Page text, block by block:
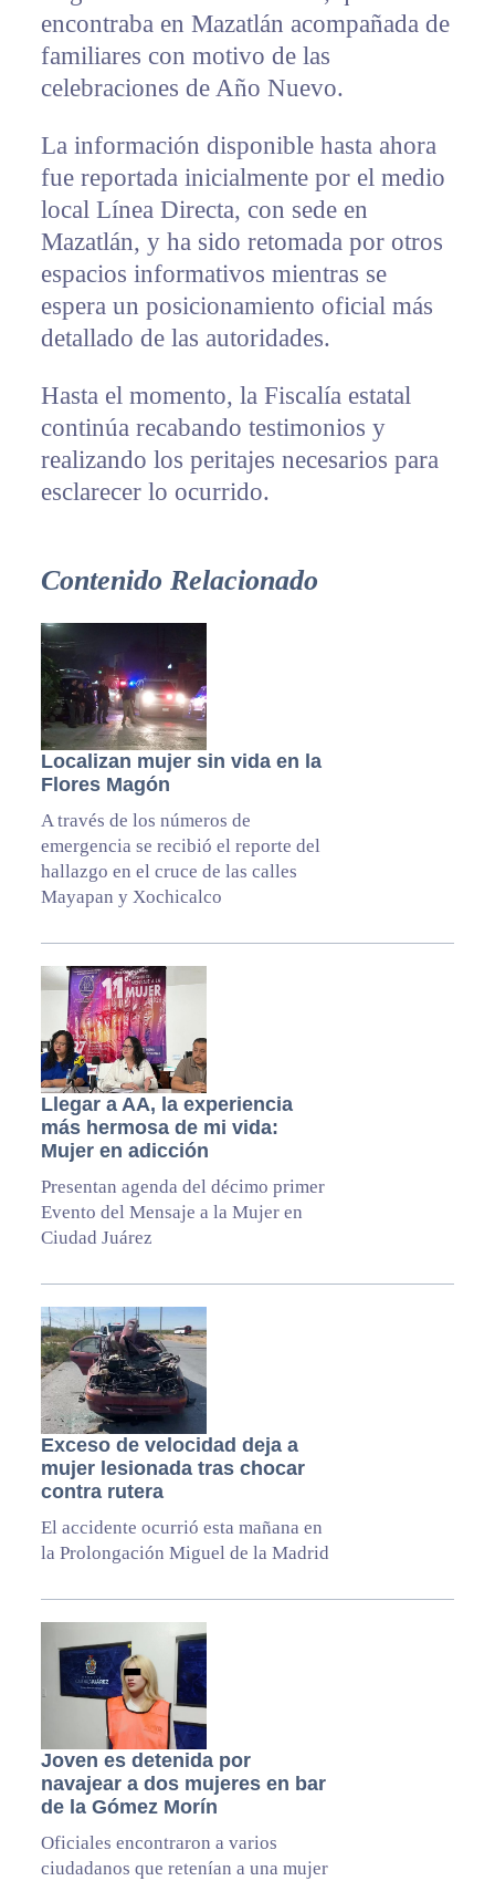
encontraba en Mazatlán acompañada de
familiares con motivo de las
celebraciones de Año Nuevo.
La información disponible hasta ahora
fue reportada inicialmente por el medio
local Línea Directa, con sede en
Mazatlán, y ha sido retomada por otros
espacios informativos mientras se
espera un posicionamiento oficial más
detallado de las autoridades.
Hasta el momento, la Fiscalía estatal
continúa recabando testimonios y
realizando los peritajes necesarios para
esclarecer lo ocurrido.
Contenido Relacionado
Localizan mujer sin vida en la
Flores Magón
A través de los números de
emergencia se recibió el reporte del
hallazgo en el cruce de las calles
Mayapan y Xochicalco
Llegar a AA, la experiencia
más hermosa de mi vida:
Mujer en adicción
Presentan agenda del décimo primer
Evento del Mensaje a la Mujer en
Ciudad Juárez
Exceso de velocidad deja a
mujer lesionada tras chocar
contra rutera
El accidente ocurrió esta mañana en
la Prolongación Miguel de la Madrid
Joven es detenida por
navajear a dos mujeres en bar
de la Gómez Morín
Oficiales encontraron a varios
ciudadanos que retenían a una mujer